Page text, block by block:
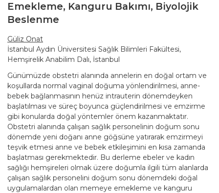
Emekleme, Kanguru Bakımı, Biyolojik
Beslenme
Güliz Onat
İstanbul Aydın Üniversitesi Sağlık Bilimleri Fakültesi,
Hemşirelik Anabilim Dalı, İstanbul
Günümüzde obstetri alanında annelerin en doğal ortam ve
koşullarda normal vaginal doğuma yönlendirilmesi, anne-
bebek bağlanmasının henüz intrauterin dönemdeyken
başlatılması ve süreç boyunca güçlendirilmesi ve emzirme
gibi konularda doğal yöntemler önem kazanmaktatır.
Obstetri alanında çalışan sağlık personelinin doğum sonu
dönemde yeni doğanı anne göğsüne yatırarak emzirmeyi
teşvik etmesi anne ve bebek etkileşimini en kısa zamanda
başlatması gerekmektedir. Bu derleme ebeler ve kadın
sağlığı hemşireleri olmak üzere doğumla ilgili tüm alanlarda
çalışan sağlık personelini doğum sonu dönemdeki doğal
uygulamalardan olan memeye emekleme ve kanguru